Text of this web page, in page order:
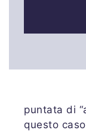
puntata di
questo